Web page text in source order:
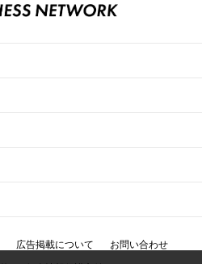
広告掲載について お問い合わせ